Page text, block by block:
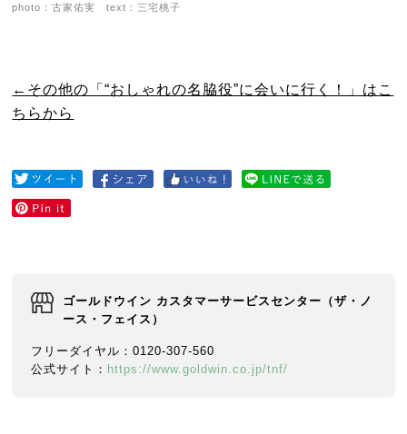
photo：古家佑実 text：三宅桃子
←その他の「“おしゃれの名脇役”に会いに行く！」はこ
ちらから
ゴールドウイン カスタマーサービスセンター（ザ・ノ
ース・フェイス）
フリーダイヤル：0120-307-560
公式サイト： https://www.goldwin.co.jp/tnf/